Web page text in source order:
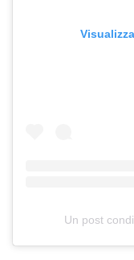
Un post